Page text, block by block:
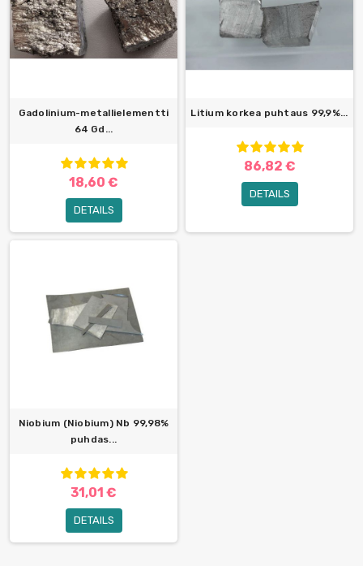
Gadolinium-metallielementti
64 Gd...
18,60 €
DETAILS
Litium korkea puhtaus 99,9%...
86,82 €
DETAILS
Niobium (Niobium) Nb 99,98%
puhdas...
31,01 €
DETAILS